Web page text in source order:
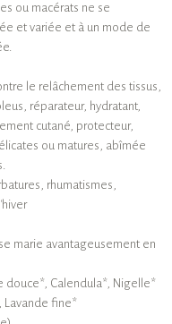
ou macérats ne se
et variée et à un mode de
le relâchement des tissus,
réparateur, hydratant,
cutané, protecteur,
ou matures, abîmée
rhumatismes,
marie avantageusement en
douce*, Calendula*, Nigelle*
Lavande fine*